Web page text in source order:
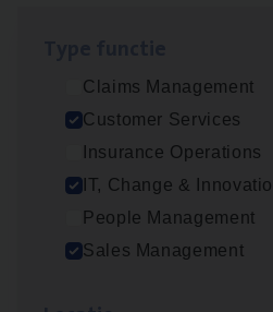
Claims Management
Customer Services
Insurance Operations
IT, Change &
People Management
Sales Management
(Agi­le)ITPro­ject
IT, Change & Innovation
Antwerpen
Busi­ness Mana­ger